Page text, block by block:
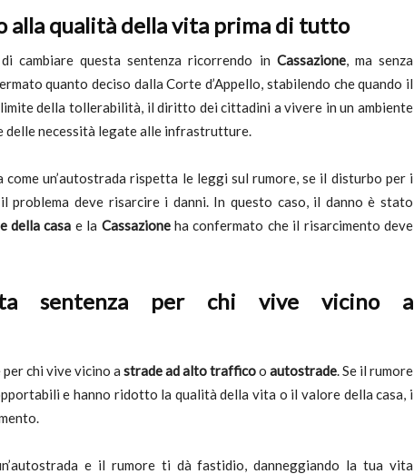
alla qualità della vita prima di tutto
cambiare questa sentenza ricorrendo in Cassazione, ma senza
quanto deciso dalla Corte d’Appello, stabilendo che quando il
limite della tollerabilità, il diritto dei cittadini a vivere in un ambiente
delle necessità legate alle infrastrutture.
come un’autostrada rispetta le leggi sul rumore, se il disturbo per i
problema deve risarcire i danni. In questo caso, il danno è stato
della casa e la Cassazioneha confermato che il risarcimento deve
sentenza per chi vive vicino a
chi vive vicino a strade ad alto trafficoo autostrade. Se il rumore
e hanno ridotto la qualità della vita o il valore della casa, i
e il rumore ti dà fastidio, danneggiando la tua vita